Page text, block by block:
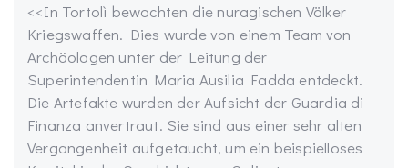
<<In Tortolì bewachten die nuragischen Völker
Kriegswaffen. Dies wurde von einem Team von
Archäologen unter der Leitung der
Superintendentin Maria Ausilia Fadda entdeckt.
Die Artefakte wurden der Aufsicht der Guardia di
Finanza anvertraut. Sie sind aus einer sehr alten
Vergangenheit aufgetaucht, um ein beispielloses